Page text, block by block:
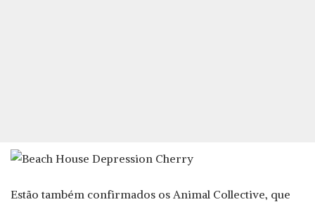
Estão também confirmados os Animal Collective, que